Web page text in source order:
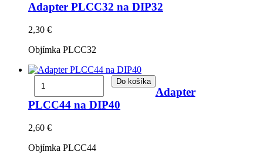
Adapter PLCC32 na DIP32
2,30 €
Objímka PLCC32
Do košíka
Adapter
PLCC44 na DIP40
2,60 €
Objímka PLCC44